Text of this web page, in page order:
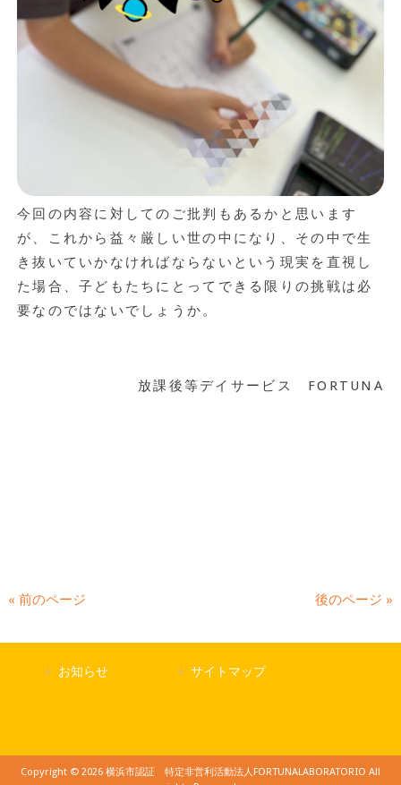
今回の内容に対してのご批判もあるかと思います
が、これから益々厳しい世の中になり、その中で生
き抜いていかなければならないという現実を直視し
た場合、子どもたちにとってできる限りの挑戦は必
要なのではないでしょうか。
放課後等デイサービス FORTUNA
« 前のページ 後のページ »
お知らせ サイトマップ
Copyright © 2026 横浜市認証 特定非営利活動法人FORTUNALABORATORIO All